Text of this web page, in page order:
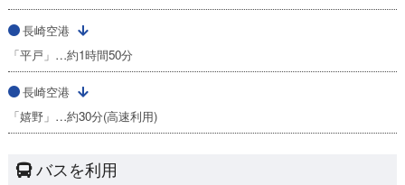
長崎空港
「平戸」…約1時間50分
長崎空港
「嬉野」…約30分(高速利用)
バスを利用